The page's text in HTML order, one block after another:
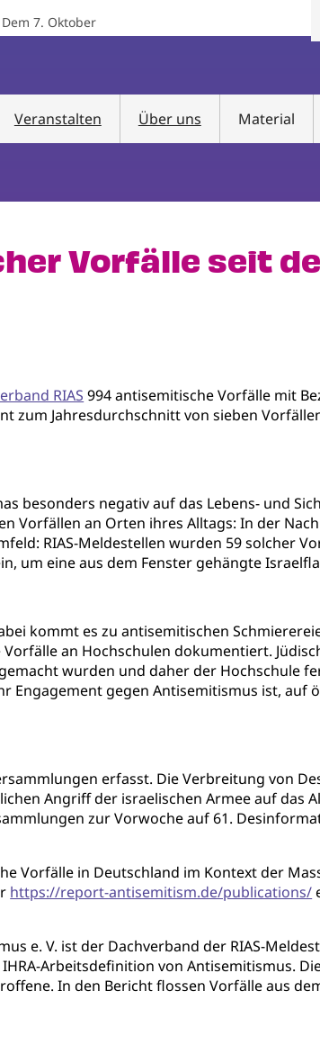
7. Oktober
Veranstalten Über uns Material
Vorfälle seit
RIAS 994 antisemitische Vorfälle mit
Jahresdurchschnitt von sieben
besonders negativ auf das Lebens- und
Vorfällen an Orten ihres Alltags: In der
RIAS-Meldestellen wurden 59 solcher
um eine aus dem Fenster gehängte
kommt es zu antisemitischen
an Hochschulen dokumentiert.
wurden und daher der Hochschule
Engagement gegen Antisemitismus ist, auf
erfasst. Die Verbreitung von
Angriff der israelischen Armee auf das
zur Vorwoche auf 61.
Vorfälle in Deutschland im Kontext der
https://report-antisemitism.de/publications/
e. V. ist der Dachverband der RIAS-
Arbeitsdefinition von Antisemitismus.
In den Bericht flossen Vorfälle aus